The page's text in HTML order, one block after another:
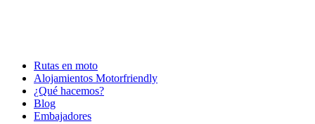
Rutas en moto
Alojamientos Motorfriendly
¿Qué hacemos?
Blog
Embajadores